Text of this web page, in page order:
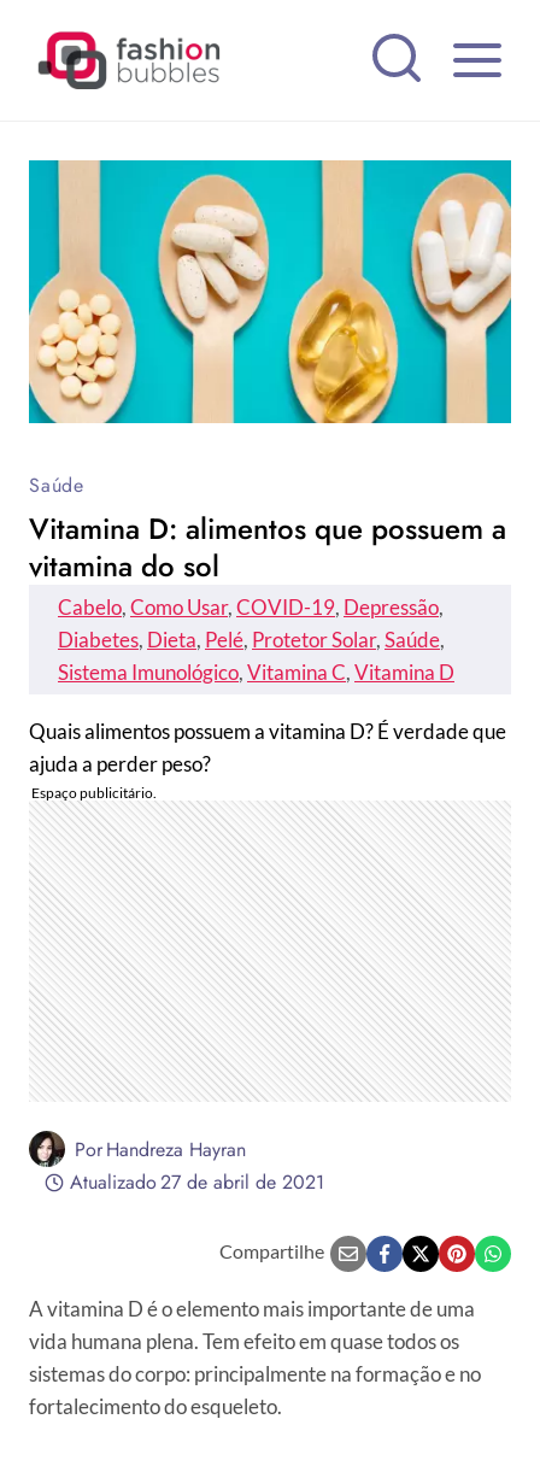
Saúde
Vitamina D: alimentos que possuem a
vitamina do sol
Cabelo, Como Usar, COVID-19, Depressão
Diabetes, Dieta, Pelé, Protetor Solar, Saúde
Sistema Imunológico, Vitamina C, Vitamina D
Quais alimentos possuem a vitamina D? É verdade que
ajuda a perder peso?
PorHandreza Hayran
Atualizado27 de abril de 2021
Compartilhe
A vitamina D é o elemento mais importante de uma
vida humana plena. Tem efeito em quase todos os
sistemas do corpo: principalmente na formação e no
fortalecimento do esqueleto.